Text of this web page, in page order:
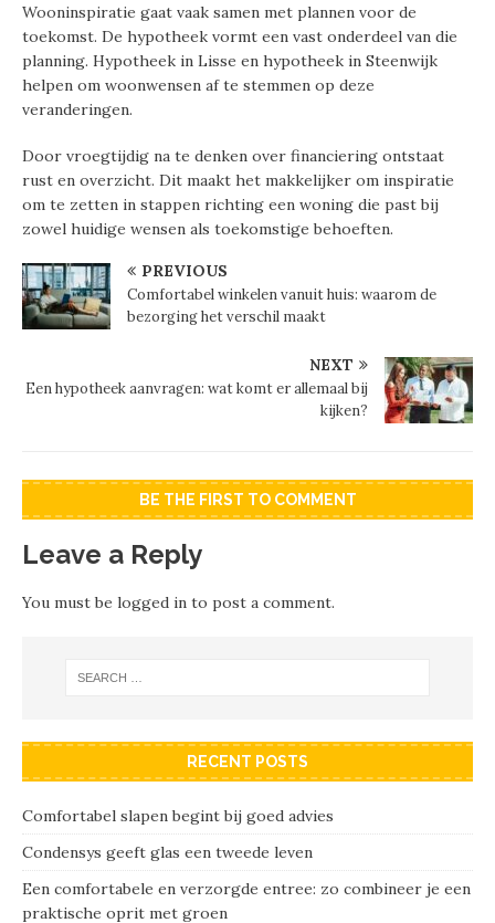
Wooninspiratie gaat vaak samen met plannen voor de
toekomst. De hypotheek vormt een vast onderdeel van die
planning. Hypotheek in Lisse en hypotheek in Steenwijk
helpen om woonwensen af te stemmen op deze
veranderingen.
Door vroegtijdig na te denken over financiering ontstaat
rust en overzicht. Dit maakt het makkelijker om inspiratie
om te zetten in stappen richting een woning die past bij
zowel huidige wensen als toekomstige behoeften.
PREVIOUS
Comfortabel winkelen vanuit huis: waarom de
bezorging het verschil maakt
NEXT
Een hypotheek aanvragen: wat komt er allemaal bij
kijken?
BE THE FIRST TO COMMENT
Leave a Reply
You must be logged in to post a comment.
RECENT POSTS
Comfortabel slapen begint bij goed advies
Condensys geeft glas een tweede leven
Een comfortabele en verzorgde entree: zo combineer je een
praktische oprit met groen